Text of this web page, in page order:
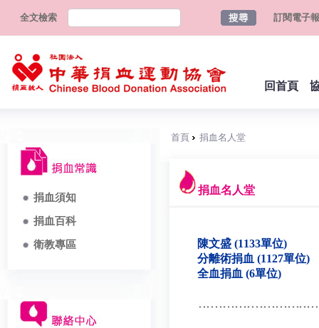
全文檢索 訂閱電子報
回首頁
捐血須知
捐血百科
衛教專區
首頁 捐血名人堂
捐血名人堂
陳文盛 (1133單位)
分離術捐血 (1127單位)
全血捐血 (6單位)